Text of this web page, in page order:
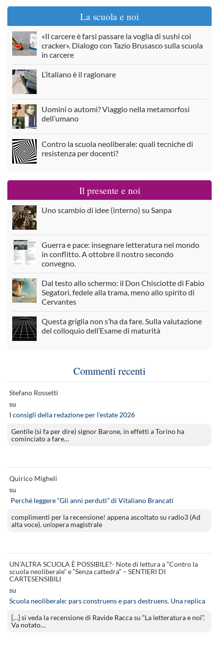
La scuola e noi
«Il carcere è farsi passare la voglia di sushi coi
cracker». Dialogo con Tazio Brusasco sulla scuola
in carcere
L’italiano è il ragionare
Uomini o automi? Viaggio nella metamorfosi
dell’umano
Contro la scuola neoliberale: quali tecniche di
resistenza per docenti?
Il presente e noi
Uno scambio di idee (interno) su Sanpa
Guerra e pace: insegnare letteratura nel mondo
in conflitto. A ottobre il nostro secondo
convegno.
Dal testo allo schermo: il Don Chisciotte di Fabio
Segatori, fedele alla trama, meno allo spirito di
Cervantes
Questa griglia non s’ha da fare. Sulla valutazione
del colloquio dell’Esame di maturità
Commenti recenti
Stefano Rossetti
su
I consigli della redazione per l’estate 2026
Gentile (si fa per dire) signor Barone, in effetti a Torino ha
cominciato a fare…
Quirico Migheli
su
Perché leggere “Gli anni perduti” di Vitaliano Brancati
complimenti per la recensione! appena ascoltato su radio3 (Ad
alta voce). un’opera magistrale
UN’ALTRA SCUOLA È POSSIBILE?- Note di lettura a “Contro la
scuola neoliberale” e “Senza cattedra” – SENTIERI DI
CARTESENSIBILI
su
Scuola neoliberale: pars construens e pars destruens. Una replica
[…] si veda la recensione di Ravide Racca su “La letteratura e noi”.
Va notato…